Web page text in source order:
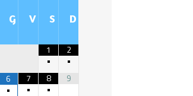
G V S D
1
•
2
•
6
•
7
•
8
•
9